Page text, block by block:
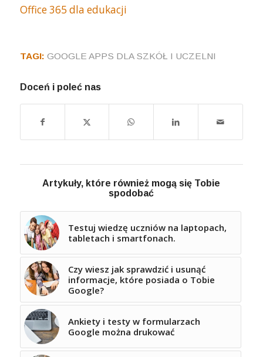
Office 365 dla edukacji
TAGI: GOOGLE APPS DLA SZKÓŁ I UCZELNI
Doceń i poleć nas
Artykuły, które również mogą się Tobie
spodobać
Testuj wiedzę uczniów na laptopach,
tabletach i smartfonach.
Czy wiesz jak sprawdzić i usunąć
informacje, które posiada o Tobie
Google?
Ankiety i testy w formularzach
Google można drukować